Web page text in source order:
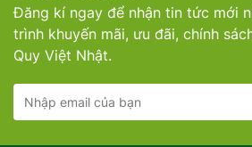
Đăng kí ngay để nhận tin tức mới
trình khuyến mãi, ưu đãi, chính
Quy Việt Nhật.